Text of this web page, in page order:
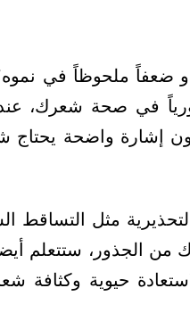
ملحوظاً في
في صحة شعرك،
إشارة واضحة يحتاج
مثل التساقط
الجذور، ستتعلم
حيوية وكثافة